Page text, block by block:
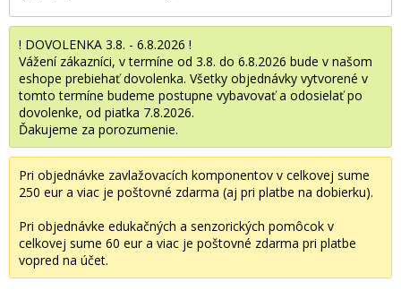
! DOVOLENKA 3.8. - 6.8.2026 !
Vážení zákazníci, v termíne od 3.8. do 6.8.2026 bude v našom
eshope prebiehať dovolenka. Všetky objednávky vytvorené v
tomto termíne budeme postupne vybavovať a odosielať po
dovolenke, od piatka 7.8.2026.
Ďakujeme za porozumenie.
Pri objednávke zavlažovacích komponentov v celkovej sume
250 eur a viac je poštovné zdarma (aj pri platbe na dobierku).
Pri objednávke edukačných a senzorických pomôcok v
celkovej sume 60 eur a viac je poštovné zdarma pri platbe
vopred na účet.